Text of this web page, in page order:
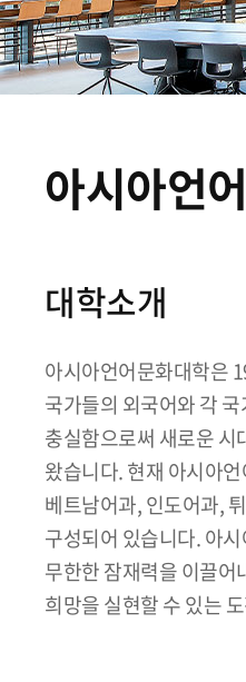
아시아언
대학소개
아시아언어문화대학은
국가들의 외국어와 각
충실함으로써 새로운 시
왔습니다. 현재 아시아
베트남어과, 인도어과,
구성되어 있습니다. 아
무한한 잠재력을 이끌어
희망을 실현할 수 있는